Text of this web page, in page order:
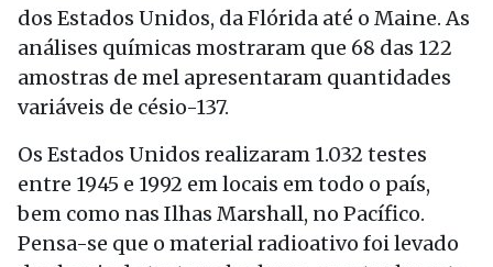
dos Estados Unidos, da Flórida até o Maine. As
análises químicas mostraram que 68 das 122
amostras de mel apresentaram quantidades
variáveis ​​de césio-137.
Os Estados Unidos realizaram 1.032 testes
entre 1945 e 1992 em locais em todo o país,
bem como nas Ilhas Marshall, no Pacífico.
Pensa-se que o material radioativo foi levado